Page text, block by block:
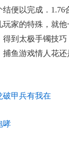
便以完成．
家的特殊，就
到太极手镯技
鱼游戏情人花
破甲兵有我在
哮